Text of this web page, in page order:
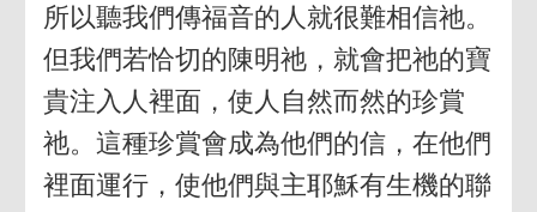
所以聽我們傳福音的人就很難相信祂。
但我們若恰切的陳明祂，就會把祂的寶
貴注入人裡面，使人自然而然的珍賞
祂。這種珍賞會成為他們的信，在他們
裡面運行，使他們與主耶穌有生機的聯